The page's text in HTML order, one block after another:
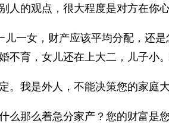
人的观点，很大程度是对方在你心
儿一女，财产应该平均分配，还
不育，女儿还在上大二，儿子小
。我是外人，不能决策您的家庭大
么那么着急分家产？您的财富是